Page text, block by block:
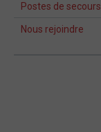
Postes de secours
Nous rejoindre